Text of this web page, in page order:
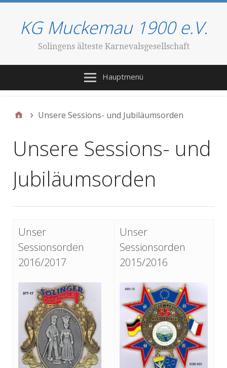
KG Muckemau 1900 e.V.
Solingens älteste Karnevalsgesellschaft
Hauptmenü
Unsere Sessions- und Jubiläumsorden
Unsere Sessions- und
Jubiläumsorden
Unser
Sessionsorden
2016/2017
Unser
Sessionsorden
2015/2016